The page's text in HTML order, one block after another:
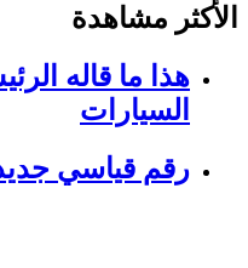
الأكثر مشاهدة
هذا ما قاله
السيارات
رقم قياسي جديد